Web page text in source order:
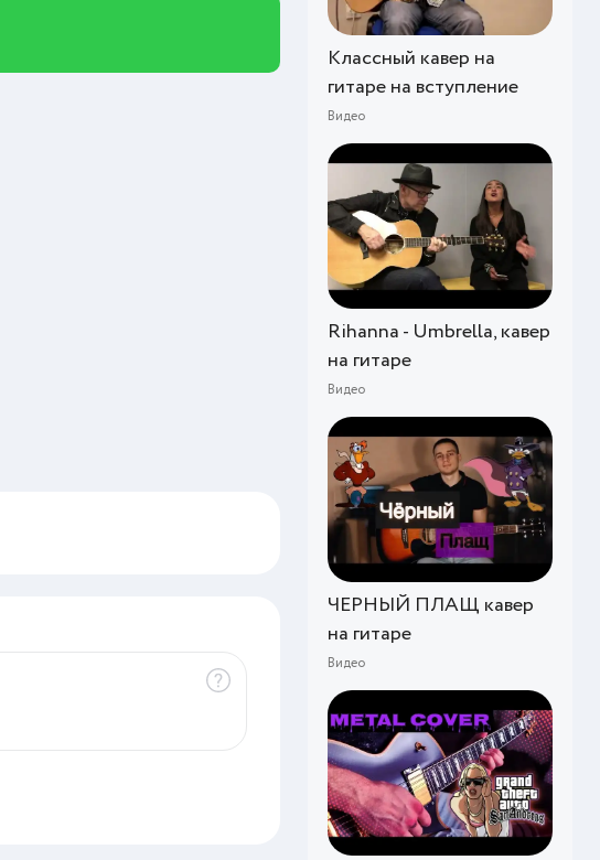
Классный кавер на
гитаре на вступление
Видео
Rihanna - Umbrella, кавер
на гитаре
Видео
ЧЕРНЫЙ ПЛАЩ кавер
на гитаре
Видео